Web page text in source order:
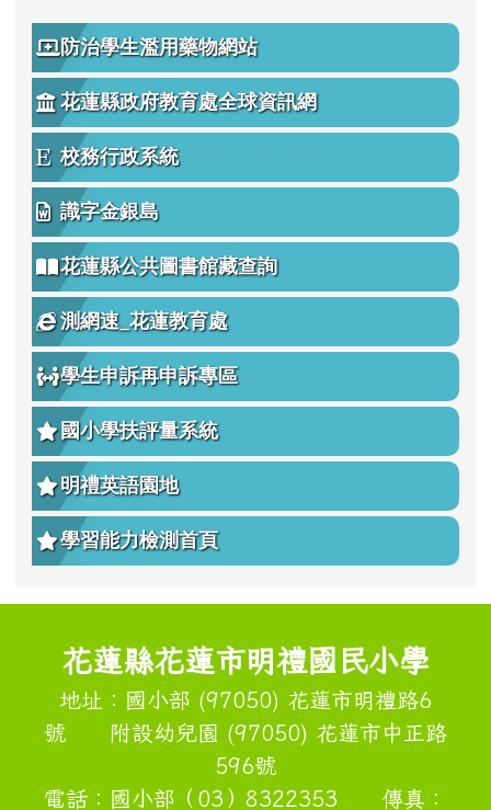
防治學生濫用藥物網站
花蓮縣政府教育處全球資訊網
校務行政系統
識字金銀島
花蓮縣公共圖書館藏查詢
測網速_花蓮教育處
學生申訴再申訴專區
國小學扶評量系統
明禮英語園地
學習能力檢測首頁
頁尾區域內容
花蓮縣花蓮市明禮國民小學
地址：國小部 (97050) 花蓮市明禮路6
號 附設幼兒園 (97050) 花蓮市中正路
596號
電話：國小部（03）8322353 傳真：